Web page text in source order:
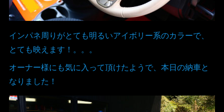
インパネ周りがとても明るいアイボリー系のカラーで、
とても映えます！。。。
オーナー様にも気に入って頂けたようで、本日の納車と
なりました！